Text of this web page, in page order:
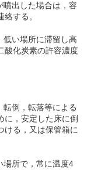
出した場合は，容
する。
い場所に滞留し高
酸化炭素の許容濃度
倒，転落等による
に，安定した床に倒
ける，又は保管箱に
所で，常に温度4